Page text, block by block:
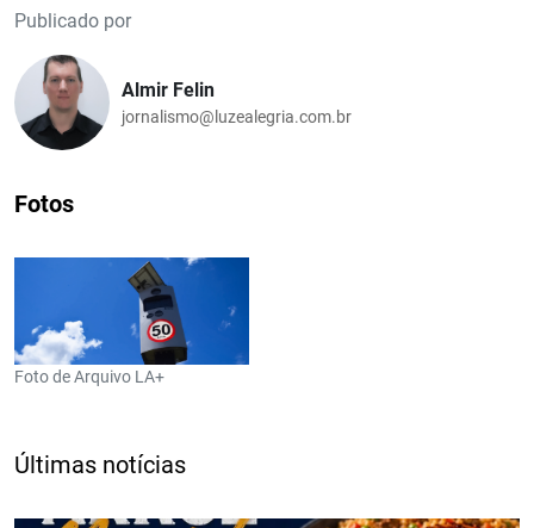
Publicado por
Almir Felin
jornalismo@luzealegria.com.br
Fotos
Foto de Arquivo LA+
Últimas notícias